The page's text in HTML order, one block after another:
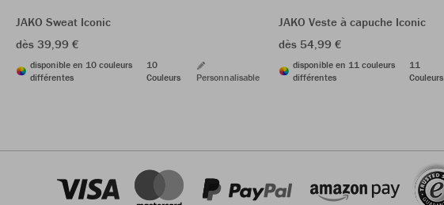
JAKO Sweat Iconic
dès 39,99 €
disponible en 10 couleurs
différentes
10
Couleurs
Personnalisable
JAKO Veste à capuche Iconic
dès 54,99 €
disponible en 11 couleurs
différentes
11
Couleurs